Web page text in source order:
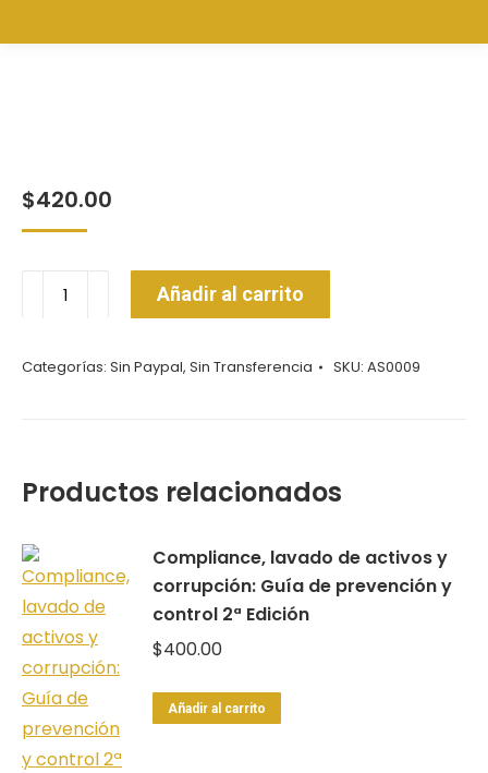
$420.00
cantidad
Añadir al carrito
Categorías: Sin Paypal, Sin Transferencia SKU: AS0009
Productos relacionados
Compliance, lavado de activos y
corrupción: Guía de prevención y
control 2ª Edición
$400.00
Añadir al carrito